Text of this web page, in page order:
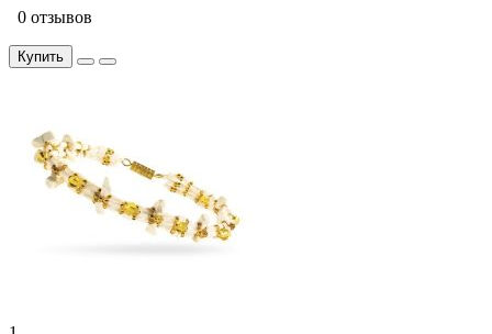
0 отзывов
Купить